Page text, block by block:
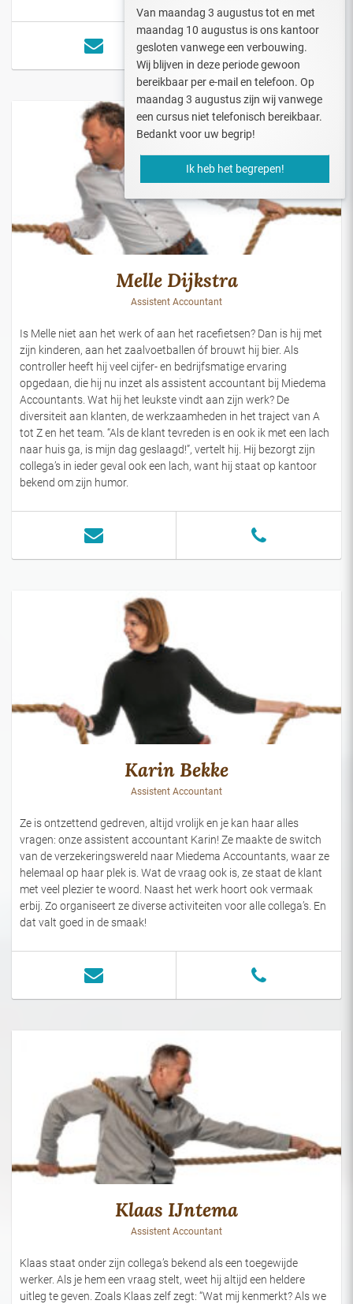
Melle Dijkstra
Assistent Accountant
Is Melle niet aan het werk of aan het racefietsen? Dan is hij met
zijn kinderen, aan het zaalvoetballen óf brouwt hij bier. Als
controller heeft hij veel cijfer- en bedrijfsmatige ervaring
opgedaan, die hij nu inzet als assistent accountant bij Miedema
Accountants. Wat hij het leukste vindt aan zijn werk? De
diversiteit aan klanten, de werkzaamheden in het traject van A
tot Z en het team. “Als de klant tevreden is en ook ik met een lach
naar huis ga, is mijn dag geslaagd!”, vertelt hij. Hij bezorgt zijn
collega’s in ieder geval ook een lach, want hij staat op kantoor
bekend om zijn humor.
Karin Bekke
Assistent Accountant
Ze is ontzettend gedreven, altijd vrolijk en je kan haar alles
vragen: onze assistent accountant Karin! Ze maakte de switch
van de verzekeringswereld naar Miedema Accountants, waar ze
helemaal op haar plek is. Wat de vraag ook is, ze staat de klant
met veel plezier te woord. Naast het werk hoort ook vermaak
erbij. Zo organiseert ze diverse activiteiten voor alle collega’s. En
dat valt goed in de smaak!
Klaas IJntema
Assistent Accountant
Klaas staat onder zijn collega’s bekend als een toegewijde
werker. Als je hem een vraag stelt, weet hij altijd een heldere
uitleg te geven. Zoals Klaas zelf zegt: “Wat mij kenmerkt? Als we
Van maandag 3 augustus tot en met
maandag 10 augustus is ons kantoor
gesloten vanwege een verbouwing.
Wij blijven in deze periode gewoon
bereikbaar per e-mail en telefoon. Op
maandag 3 augustus zijn wij vanwege
een cursus niet telefonisch bereikbaar.
Bedankt voor uw begrip!
Ik heb het begrepen!